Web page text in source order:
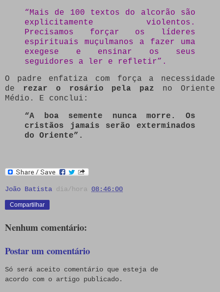
“Mais de 100 textos do alcorão são
explicitamente violentos.
Precisamos forçar os líderes
espirituais muçulmanos a fazer uma
exegese e ensinar os seus
seguidores a ler e refletir”.
O padre enfatiza com força a necessidade
de rezar o rosário pela paz no Oriente
Médio. E conclui:
“A boa semente nunca morre. Os
cristãos jamais serão exterminados
do Oriente”.
João Batista dia/hora 08:46:00
Compartilhar
Nenhum comentário:
Postar um comentário
Só será aceito comentário que esteja de
acordo com o artigo publicado.